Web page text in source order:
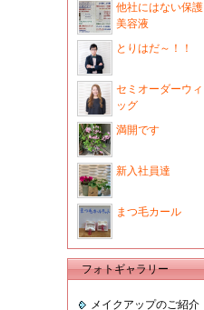
他社にはない保護
美容液
とりはだ～！！
セミオーダーウィ
ッグ
満開です
新入社員達
まつ毛カール
フォトギャラリー
メイクアップのご紹介